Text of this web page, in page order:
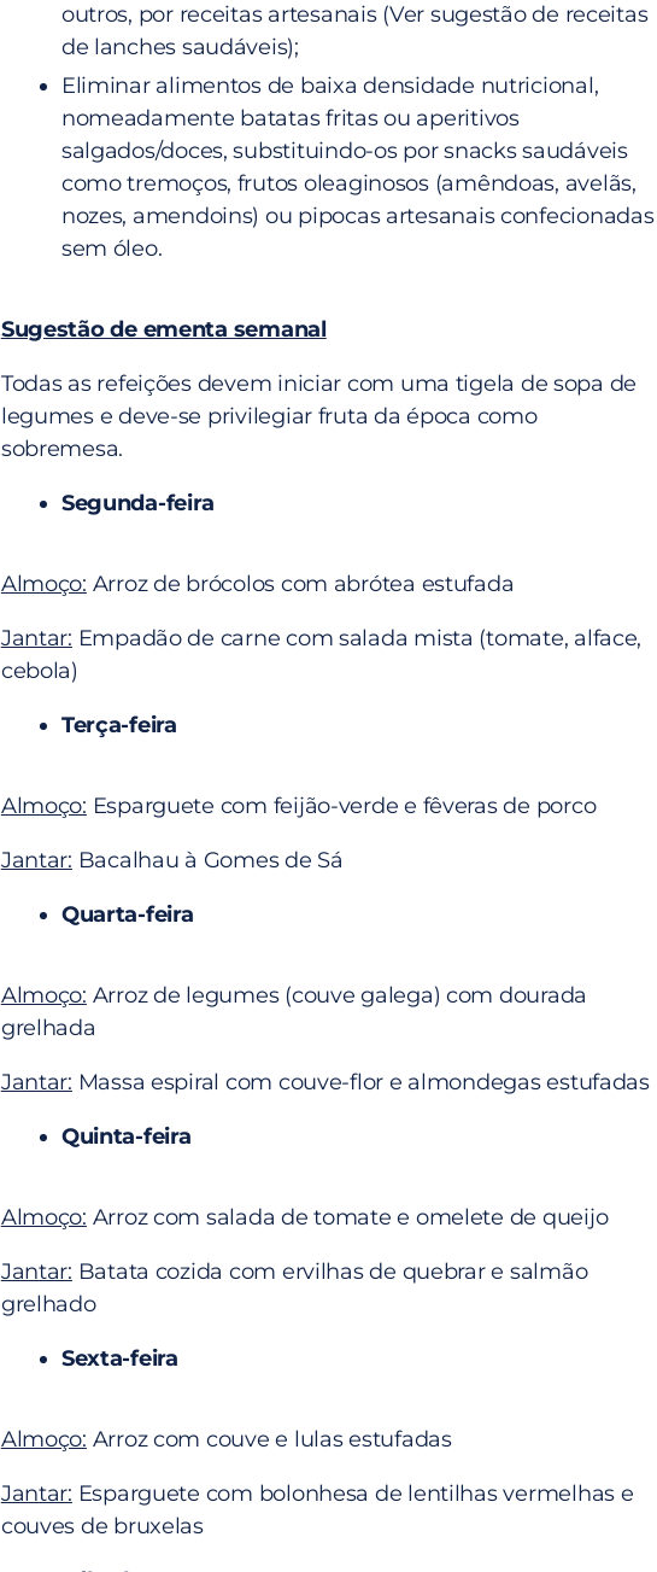
outros, por receitas artesanais (Ver sugestão de receitas
de lanches saudáveis);
Eliminar alimentos de baixa densidade nutricional,
nomeadamente batatas fritas ou aperitivos
salgados/doces, substituindo-os por snacks saudáveis
como tremoços, frutos oleaginosos (amêndoas, avelãs,
nozes, amendoins) ou pipocas artesanais confecionadas
sem óleo.
Sugestão de ementa semanal
Todas as refeições devem iniciar com uma tigela de sopa de
legumes e deve-se privilegiar fruta da época como
sobremesa.
Segunda-feira
Almoço: Arroz de brócolos com abrótea estufada
Jantar: Empadão de carne com salada mista (tomate, alface,
cebola)
Terça-feira
Almoço: Esparguete com feijão-verde e fêveras de porco
Jantar: Bacalhau à Gomes de Sá
Quarta-feira
Almoço: Arroz de legumes (couve galega) com dourada
grelhada
Jantar: Massa espiral com couve-flor e almondegas estufadas
Quinta-feira
Almoço: Arroz com salada de tomate e omelete de queijo
Jantar: Batata cozida com ervilhas de quebrar e salmão
grelhado
Sexta-feira
Almoço: Arroz com couve e lulas estufadas
Jantar: Esparguete com bolonhesa de lentilhas vermelhas e
couves de bruxelas